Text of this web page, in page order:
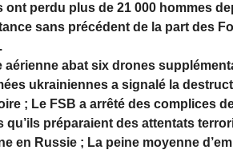
ont perdu plus de 21 000 hommes
sans précédent de la part des
aérienne abat six drones
ukrainiennes a signalé la
; Le FSB a arrêté des complices
qu’ils préparaient des attentats
en Russie ; La peine moyenne